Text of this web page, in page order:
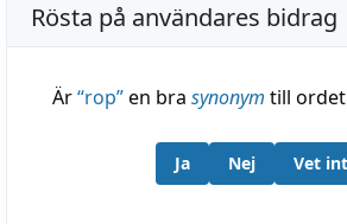
Rösta på användares bidrag
Är“rop”en bra synonym till ordet
Ja Nej Vet